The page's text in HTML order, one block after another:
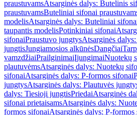
praustuvamsAtsarginės dalys: Butelinis
praustuvamsButeliniai sifonai
modelisAtsarginės dalys: Buteliniai
taupantis modelisPotinkiniai sifonai
sifonaiPraustuvo jungtysAtsarginės
jungtisJungiamosios alkūnėsDangčiai
vamzdžiaiPrailginimaiĮjungimaiNuotekų
plautuvėmsAtsarginės dalys: Nuotekų
sifonaiAtsarginės dalys: P-formos sifonai
jungtysAtsarginės dalys: Plautuvės
dalys: Tiesioji jungtisPriedaiAtsarginės
sifonai prietaisamsAtsarginės dalys:
formos sifonaiAtsarginės dalys: P-formos